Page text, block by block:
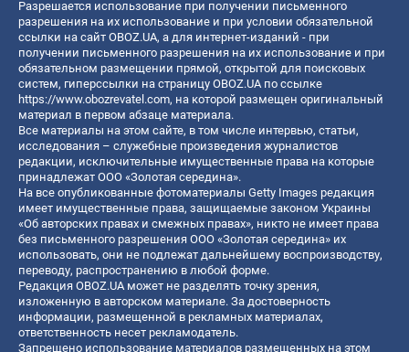
Разрешается использование при получении письменного
разрешения на их использование и при условии обязательной
ссылки на сайт OBOZ.UA, а для интернет-изданий - при
получении письменного разрешения на их использование и при
обязательном размещении прямой, открытой для поисковых
систем, гиперссылки на страницу OBOZ.UA по ссылке
https://www.obozrevatel.com, на которой размещен оригинальный
материал в первом абзаце материала.
Все материалы на этом сайте, в том числе интервью, статьи,
исследования – служебные произведения журналистов
редакции, исключительные имущественные права на которые
принадлежат ООО «Золотая середина».
На все опубликованные фотоматериалы Getty Images редакция
имеет имущественные права, защищаемые законом Украины
«Об авторских правах и смежных правах», никто не имеет права
без письменного разрешения ООО «Золотая середина» их
использовать, они не подлежат дальнейшему воспроизводству,
переводу, распространению в любой форме.
Редакция OBOZ.UA может не разделять точку зрения,
изложенную в авторском материале. За достоверность
информации, размещенной в рекламных материалах,
ответственность несет рекламодатель.
Запрещено использование материалов размещенных на этом